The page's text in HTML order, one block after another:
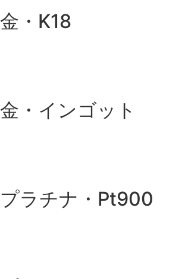
金・K18
金・インゴット
プラチナ・Pt900